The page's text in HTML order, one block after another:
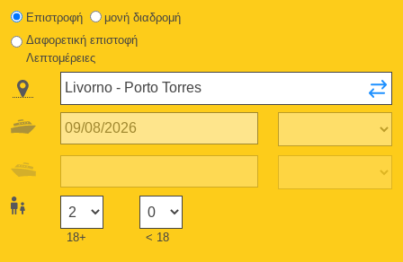
Eπιστροφή
μονή διαδρομή
Δαφορετική επιστοφή
Λεπτομέρειες
18+ < 18